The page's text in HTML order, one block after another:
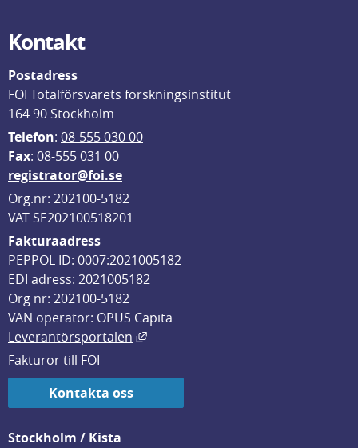
Kontakt
Postadress
FOI Totalförsvarets forskningsinstitut
164 90 Stockholm
Telefon: 08-555 030 00
Fax: 08-555 031 00
registrator@foi.se
Org.nr: 202100-5182
VAT SE202100518201
Fakturaadress
PEPPOL ID: 0007:2021005182
EDI adress: 2021005182
Org nr: 202100-5182
VAN operatör: OPUS Capita
Leverantörsportalen
Länk till annan webbplats, öppnas
Fakturor till FOI
Kontakta oss
Stockholm / Kista